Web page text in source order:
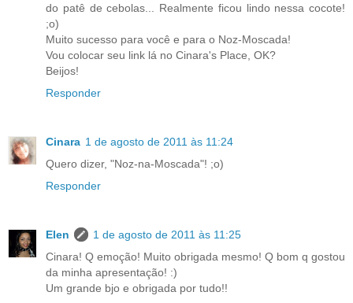
do patê de cebolas... Realmente ficou lindo nessa cocote!
;o)
Muito sucesso para você e para o Noz-Moscada!
Vou colocar seu link lá no Cinara's Place, OK?
Beijos!
Responder
Cinara 1 de agosto de 2011 às 11:24
Quero dizer, "Noz-na-Moscada"! ;o)
Responder
Elen
1 de agosto de 2011 às 11:25
Cinara! Q emoção! Muito obrigada mesmo! Q bom q gostou
da minha apresentação! :)
Um grande bjo e obrigada por tudo!!